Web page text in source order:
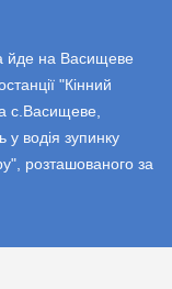
йде на Васищеве
"Кінний
с.Васищеве,
у водія зупинку
розташованого за